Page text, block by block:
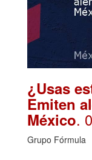
¿Usas
Emiten
México.
Grupo Fórmula